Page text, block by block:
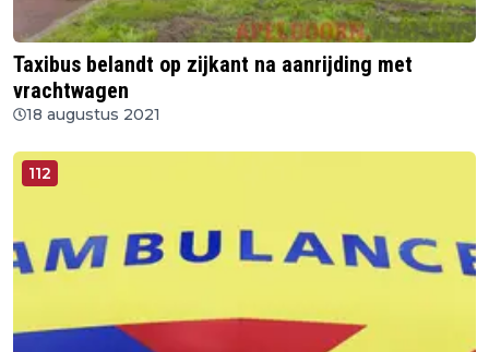
Taxibus belandt op zijkant na aanrijding met
vrachtwagen
18 augustus 2021
112